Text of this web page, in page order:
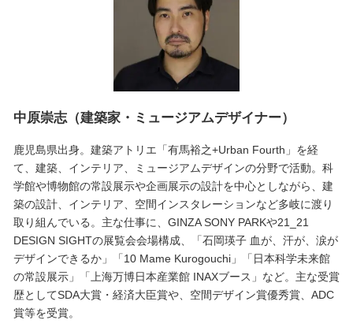
中原崇志（建築家・ミュージアムデザイナー）
鹿児島県出身。建築アトリエ「有馬裕之+Urban Fourth」を経
て、建築、インテリア、ミュージアムデザインの分野で活動。科
学館や博物館の常設展示や企画展示の設計を中心としながら、建
築の設計、インテリア、空間インスタレーションなど多岐に渡り
取り組んでいる。主な仕事に、GINZA SONY PARKや21_21
DESIGN SIGHTの展覧会会場構成、「石岡瑛子 血が、汗が、涙が
デザインできるか」「10 Mame Kurogouchi」「日本科学未来館
の常設展示」「上海万博日本産業館 INAXブース」など。主な受賞
歴としてSDA大賞・経済大臣賞や、空間デザイン賞優秀賞、ADC
賞等を受賞。